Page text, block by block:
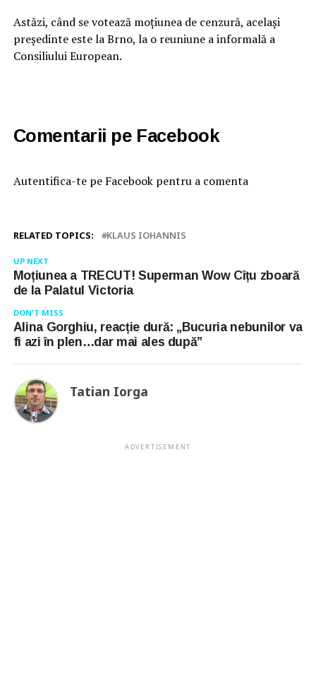
Astăzi, când se votează moțiunea de cenzură, același
președinte este la Brno, la o reuniune a informală a
Consiliului European.
Comentarii pe Facebook
Autentifica-te pe Facebook pentru a comenta
RELATED TOPICS: KLAUS IOHANNIS
UP NEXT
Moțiunea a TRECUT! Superman Wow Cîțu zboară
de la Palatul Victoria
DON'T MISS
Alina Gorghiu, reacție dură: „Bucuria nebunilor va
fi azi în plen…dar mai ales după”
Tatian Iorga
ADVERTISEMENT